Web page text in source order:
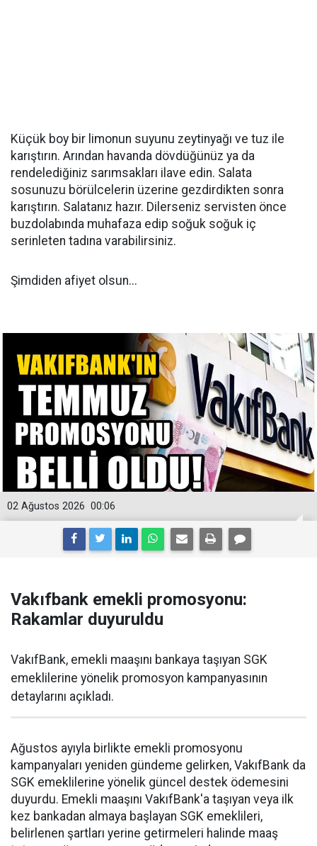
Küçük boy bir limonun suyunu zeytinyağı ve tuz ile
karıştırın. Arından havanda dövdüğünüz ya da
rendelediğiniz sarımsakları ilave edin. Salata
sosunuzu börülcelerin üzerine gezdirdikten sonra
karıştırın. Salatanız hazır. Dilerseniz servisten önce
buzdolabında muhafaza edip soğuk soğuk iç
serinleten tadına varabilirsiniz.
Şimdiden afiyet olsun...
00:06
02 Ağustos 2026
Vakıfbank emekli promosyonu:
Rakamlar duyuruldu
VakıfBank, emekli maaşını bankaya taşıyan SGK
emeklilerine yönelik promosyon kampanyasının
detaylarını açıkladı.
Ağustos ayıyla birlikte emekli promosyonu
kampanyaları yeniden gündeme gelirken, VakıfBank da
SGK emeklilerine yönelik güncel destek ödemesini
duyurdu. Emekli maaşını VakıfBank'a taşıyan veya ilk
kez bankadan almaya başlayan SGK emeklileri,
belirlenen şartları yerine getirmeleri halinde maaş